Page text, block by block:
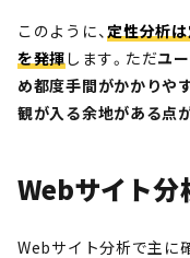
このように、定性分析
を発揮します。ただユ
め都度手間がかかりや
観が入る余地がある点
Webサイト分
Webサイト分析で主に